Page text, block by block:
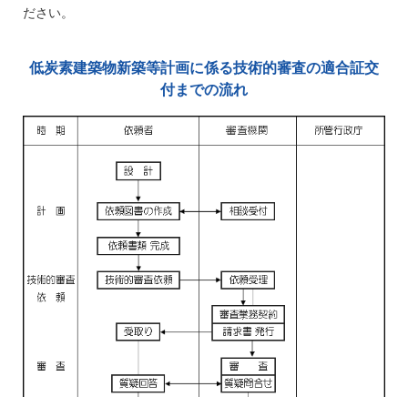
ださい。
低炭素建築物新築等計画に係る技術的審査の適合証交
付までの流れ